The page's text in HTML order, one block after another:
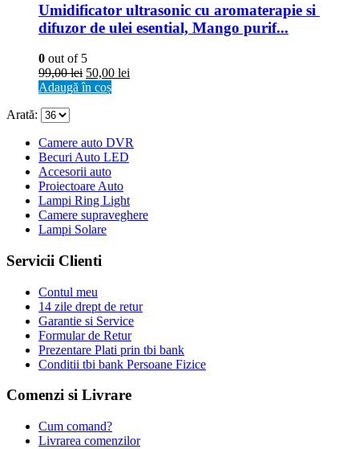
Umidificator ultrasonic cu aromaterapie si
difuzor de ulei esential, Mango purif...
0 out of 5
99,00lei 50,00 lei
Adaugă în coș
Arată:
Camere auto DVR
Becuri Auto LED
Accesorii auto
Proiectoare Auto
Lampi Ring Light
Camere supraveghere
Lampi Solare
Servicii Clienti
Contul meu
14 zile drept de retur
Garantie si Service
Formular de Retur
Prezentare Plati prin tbi bank
Conditii tbi bank Persoane Fizice
Comenzi si Livrare
Cum comand?
Livrarea comenzilor